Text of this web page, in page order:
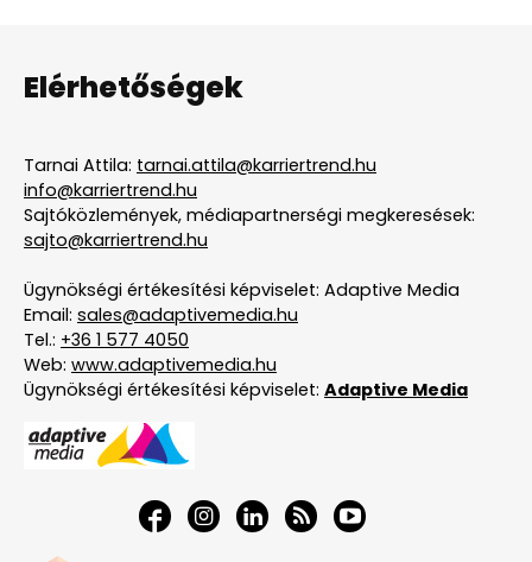
Elérhetőségek
Tarnai Attila: tarnai.attila@karriertrend.hu
info@karriertrend.hu
Sajtóközlemények, médiapartnerségi megkeresések:
sajto@karriertrend.hu
Ügynökségi értékesítési képviselet: Adaptive Media
Email: sales@adaptivemedia.hu
Tel.: +36 1 577 4050
Web: www.adaptivemedia.hu
Ügynökségi értékesítési képviselet: Adaptive Media